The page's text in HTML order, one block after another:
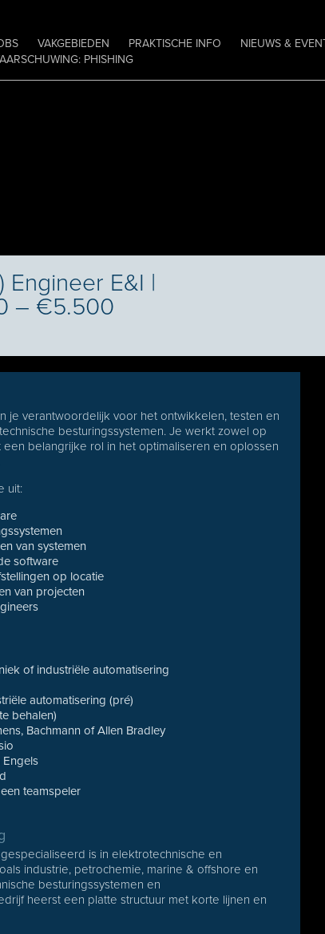
VAKGEBIEDEN PRAKTISCHE INFO NIEUWS &
PHISHING
Engineer E&I |
– €5.500
je verantwoordelijk voor het ontwikkelen, testen en
besturingssystemen. Je werkt zowel op
belangrijke rol in het optimaliseren en oplossen
uit:
van systemen
software
op locatie
van projecten
of industriële automatisering
automatisering (pré)
behalen)
Bachmann of Allen Bradley
teamspeler
is in elektrotechnische en
industrie, petrochemie, marine & offshore en
besturingssystemen en
heerst een platte structuur met korte lijnen en